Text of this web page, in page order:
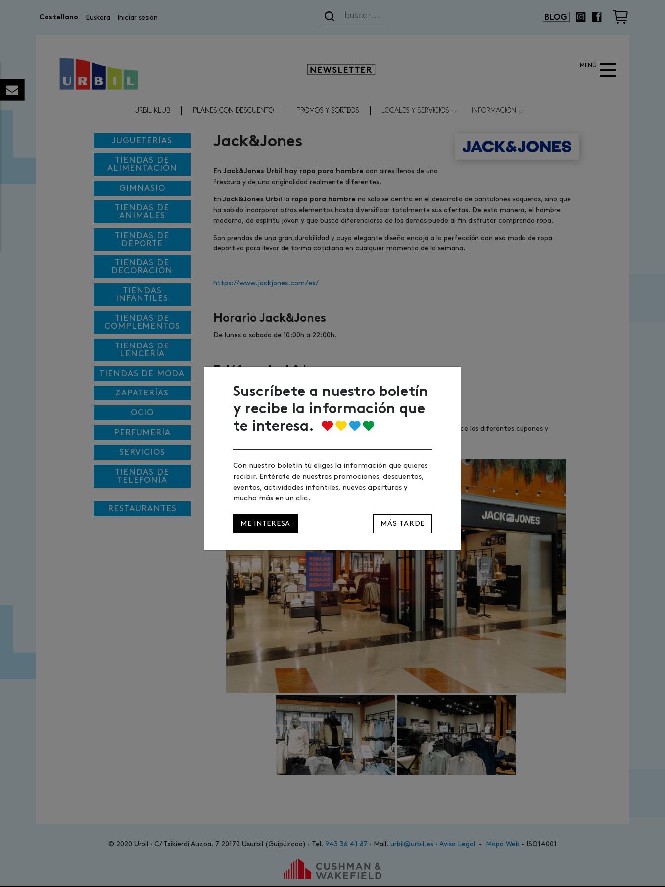
Castellano Euskera Menú de cuenta de usuario
Iniciar sesión Blog de moda
InstagramFacebook
Newsletter MENÚ
Menú Reducido Cabecera
URBIL KLUB PLANES CON DESCUENTO PROMOS Y SORTEOS LOCALES Y SERVICIOS INFORMACIÓN
JUGUETERÍAS
TIENDAS DE
ALIMENTACIÓN
GIMNASIO
TIENDAS DE
ANIMALES
TIENDAS DE
DEPORTE
TIENDAS DE
DECORACIÓN
TIENDAS
INFANTILES
TIENDAS DE
COMPLEMENTOS
TIENDAS DE
LENCERÍA
TIENDAS DE MODA
ZAPATERÍAS
OCIO
PERFUMERÍA
SERVICIOS
TIENDAS DE
TELEFONÍA
RESTAURANTES
Jack&Jones
En Jack&Jones Urbil hay ropa para hombre con aires llenos de una
frescura y de una originalidad realmente diferentes.
En Jack&Jones Urbil la ropa para hombre no solo se centra en el desarrollo de pantalones vaqueros, sino que
ha sabido incorporar otros elementos hasta diversificar totalmente sus ofertas. De esta manera, el hombre
moderno, de espíritu joven y que busca diferenciarse de los demás puede al fin disfrutar comprando ropa.
Son prendas de una gran durabilidad y cuyo elegante diseño encaja a la perfección con esa moda de ropa
deportiva para llevar de forma cotidiana en cualquier momento de la semana.
https://www.jackjones.com/es/
Horario Jack&Jones
De lunes a sábado de 10:00h a 22:00h.
943 37 73 87
Ventajas Urbil Klub
Descubre todas las ventajas que puedes disfrutar por ser de
. Conoce los diferentes cupones y
© 2020 Urbil · C/ Txikierdi Auzoa, 7 20170 Usurbil (Guipúzcoa) · Tel. 943 36 41 87 · Mail. urbil@urbil.es · Aviso Legal - Mapa Web - ISO14001
Suscríbete a nuestro boletín
y recibe la información que
te interesa.
Con nuestro boletín tú eliges la información que quieres
recibir. Entérate de nuestras promociones, descuentos,
eventos, actividades infantiles, nuevas aperturas y
mucho más en un clic.
ME INTERESA MÁS TARDE